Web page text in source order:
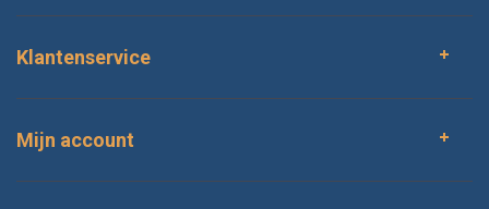
Klantenservice
Mijn account